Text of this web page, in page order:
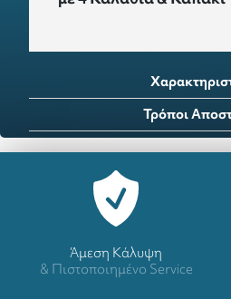
Τρόποι
Άμεση Κάλυψη
& Πιστοποιημένο Service